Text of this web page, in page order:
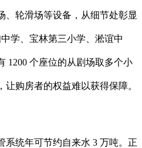
、轮滑场等设备，从细节处彰显
学、宝林第三小学、淞谊中
1200 个座位的从剧场取多个小
购房者的权益难以获得保障。
统年可节约自来水 3 万吨。正